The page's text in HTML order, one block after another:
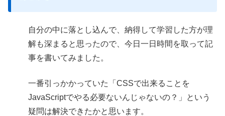
自分の中に落とし込んで、納得して学習した方が理
解も深まると思ったので、今日一日時間を取って記
事を書いてみました。
一番引っかかっていた「CSSで出来ることを
JavaScriptでやる必要ないんじゃないの？」という
疑問は解決できたかと思います。